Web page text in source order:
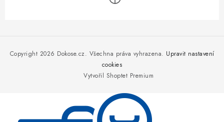
Vytvořil Shoptet Premium
Copyright 2026 Dokose.cz. Všechna práva vyhrazena. Upravit nastavení
cookies